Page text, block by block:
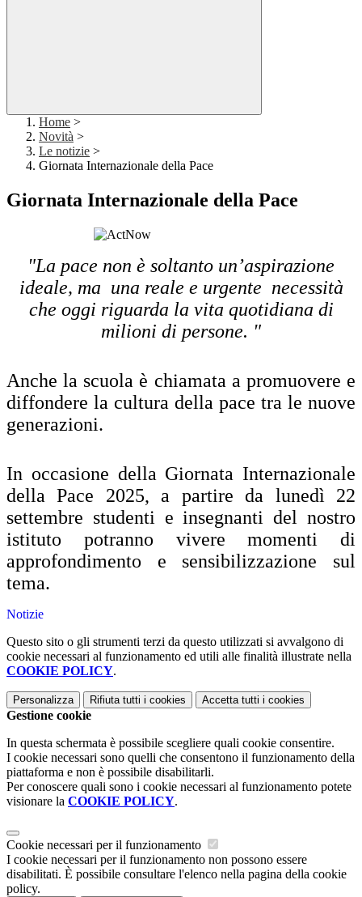
Home >
Novità >
Le notizie >
Giornata Internazionale della Pace
Giornata Internazionale della Pace
"La pace non è soltanto un’aspirazione
ideale, ma una reale e urgente necessità
che oggi riguarda la vita quotidiana di
milioni di persone. "
Anche la scuola è chiamata a promuovere e
diffondere la cultura della pace tra le nuove
generazioni.
In occasione della Giornata Internazionale
della Pace 2025, a partire da lunedì 22
settembre studenti e insegnanti del nostro
istituto potranno vivere momenti di
approfondimento e sensibilizzazione sul
tema.
Notizie
Questo sito o gli strumenti terzi da questo utilizzati si avvalgono di
cookie necessari al funzionamento ed utili alle finalità illustrate nella
COOKIE POLICY.
Personalizza Rifiuta tutti i cookies Accetta tutti i cookies
Gestione cookie
In questa schermata è possibile scegliere quali cookie consentire.
I cookie necessari sono quelli che consentono il funzionamento della
piattaforma e non è possibile disabilitarli.
Per conoscere quali sono i cookie necessari al funzionamento potete
visionare la COOKIE POLICY.
Cookie necessari per il funzionamento
I cookie necessari per il funzionamento non possono essere
disabilitati. È possibile consultare l'elenco nella pagina della cookie
policy.